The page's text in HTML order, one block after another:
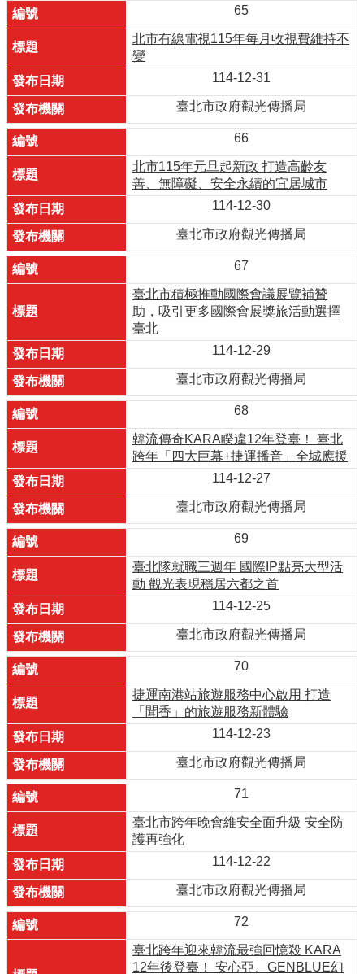
65
北市有線電視115年每月收視費維持不
變
114-12-31
臺北市政府觀光傳播局
66
北市115年元旦起新政 打造高齡友
善、無障礙、安全永續的宜居城市
114-12-30
臺北市政府觀光傳播局
67
臺北市積極推動國際會議展覽補贊
助，吸引更多國際會展獎旅活動選擇
臺北
114-12-29
臺北市政府觀光傳播局
68
韓流傳奇KARA睽違12年登臺！ 臺北
跨年「四大巨幕+捷運播音」全城應援
114-12-27
臺北市政府觀光傳播局
69
臺北隊就職三週年 國際IP點亮大型活
動 觀光表現穩居六都之首
114-12-25
臺北市政府觀光傳播局
70
捷運南港站旅遊服務中心啟用 打造
「聞香」的旅遊服務新體驗
114-12-23
臺北市政府觀光傳播局
71
臺北市跨年晚會維安全面升級 安全防
護再強化
114-12-22
臺北市政府觀光傳播局
72
臺北跨年迎來韓流最強回憶殺 KARA
12年後登臺！ 安心亞、GENBLUE幻